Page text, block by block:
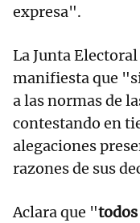
expresa".
La Junta
manifiesta que
a las normas de
contestando en
alegaciones
razones de sus
Aclara que "